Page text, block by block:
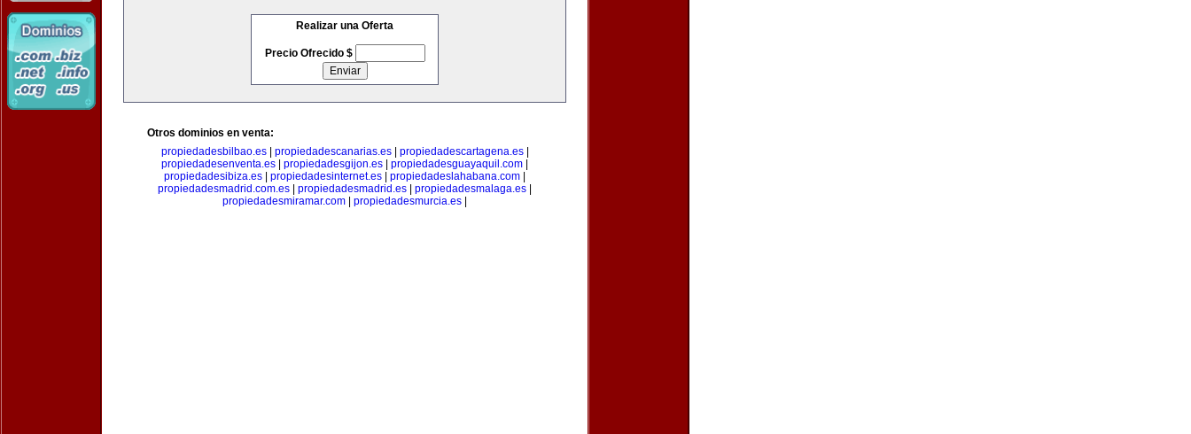
Realizar una Oferta
Precio Ofrecido $
Otros dominios en venta:
propiedadesbilbao.es| propiedadescanarias.es| propiedadescartagena.es|
propiedadesenventa.es
propiedadesgijon.es propiedadesguayaquil.com
propiedadesibiza.es
propiedadesinternet.es propiedadeslahabana.com
propiedadesmadrid.com.es
propiedadesmadrid.es propiedadesmalaga.es
propiedadesmiramar.com
propiedadesmurcia.es